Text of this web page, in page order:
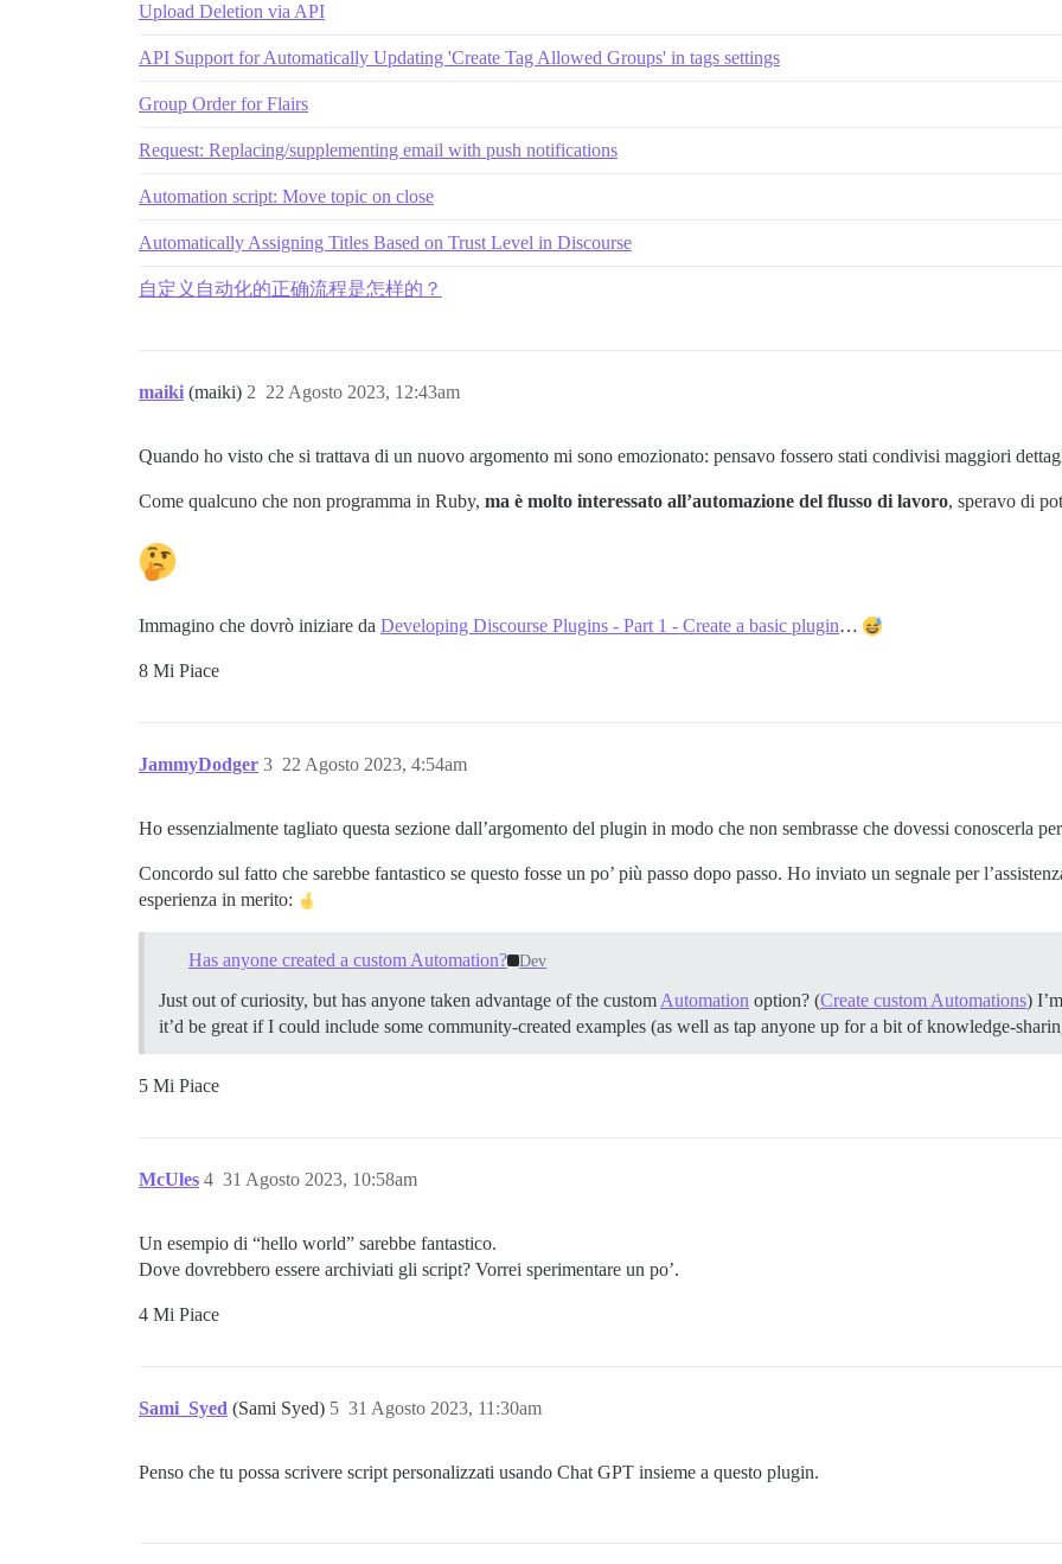
Upload Deletion via API
API Support for Automatically Updating 'Create Tag Allowed Groups' in tags settings
Group Order for Flairs
Request: Replacing/supplementing email with push notifications
Automation script: Move topic on close
Automatically Assigning Titles Based on Trust Level in Discourse
自定义自动化的正确流程是怎样的？
maiki (maiki) 22 Agosto 2023, 12:43am
2
Quando ho visto che si trattava di un nuovo argomento mi sono emozionato: pensavo fossero stati condivisi maggiori
Come qualcuno che non programma in Ruby, ma è molto interessato all’automazione del flusso di lavoro, speravo di
Immagino che dovrò iniziare da Developing Discourse Plugins - Part 1 - Create a basic plugin…
8 Mi Piace
JammyDodger 22 Agosto 2023, 4:54am
3
Ho essenzialmente tagliato questa sezione dall’argomento del plugin in modo che non sembrasse che dovessi conoscerla
Concordo sul fatto che sarebbe fantastico se questo fosse un po’ più passo dopo passo. Ho inviato un segnale per
esperienza in merito:
Has anyone created a custom Automation? Dev
Just out of curiosity, but has anyone taken advantage of the custom Automation option? (Create custom Automations)
it’d be great if I could include some community-created examples (as well as tap anyone up for a bit of knowledge-
5 Mi Piace
McUles 31 Agosto 2023, 10:58am
4
Un esempio di “hello world” sarebbe fantastico.
Dove dovrebbero essere archiviati gli script? Vorrei sperimentare un po’.
4 Mi Piace
Sami_Syed (Sami Syed) 31 Agosto 2023, 11:30am
5
Penso che tu possa scrivere script personalizzati usando Chat GPT insieme a questo plugin.